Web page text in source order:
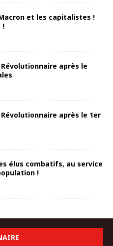
et les capitalistes !
!
après le
après le 1er
élus combatifs, au service
!